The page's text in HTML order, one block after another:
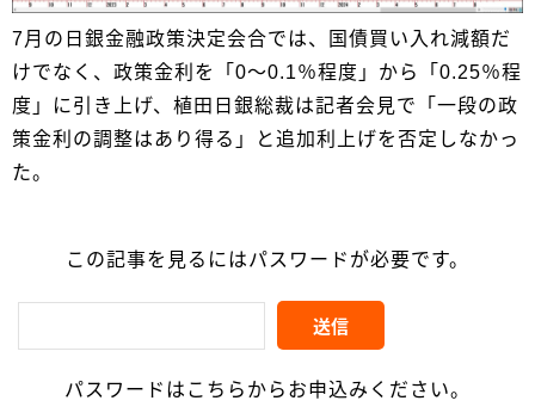
7月の日銀金融政策決定会合では、国債買い入れ減額だ
けでなく、政策金利を「0～0.1％程度」から「0.25％程
度」に引き上げ、植田日銀総裁は記者会見で「一段の政
策金利の調整はあり得る」と追加利上げを否定しなかっ
た。
この記事を見るにはパスワードが必要です。
パスワードはこちらからお申込みください。